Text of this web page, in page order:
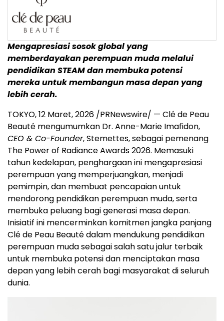
Mengapresiasi sosok global yang
memberdayakan perempuan muda melalui
pendidikan STEAM dan membuka potensi
mereka untuk membangun masa depan yang
lebih cerah.
TOKYO, 12 Maret, 2026 /PRNewswire/ — Clé de Peau
Beauté mengumumkan Dr. Anne-Marie Imafidon,
CEO & Co-Founder, Stemettes, sebagai pemenang
The Power of Radiance Awards 2026. Memasuki
tahun kedelapan, penghargaan ini mengapresiasi
perempuan yang memperjuangkan, menjadi
pemimpin, dan membuat pencapaian untuk
mendorong pendidikan perempuan muda, serta
membuka peluang bagi generasi masa depan.
Inisiatif ini mencerminkan komitmen jangka panjang
Clé de Peau Beauté dalam mendukung pendidikan
perempuan muda sebagai salah satu jalur terbaik
untuk membuka potensi dan menciptakan masa
depan yang lebih cerah bagi masyarakat di seluruh
dunia.